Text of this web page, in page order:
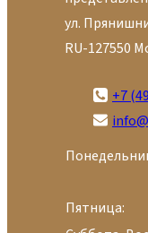
ул.
RU-127550
+7
Пятница: